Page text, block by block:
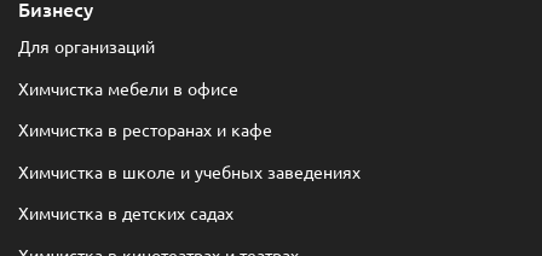
Бизнесу
Для организаций
Химчистка мебели в офисе
Химчистка в ресторанах и кафе
Химчистка в школе и учебных заведениях
Химчистка в детских садах